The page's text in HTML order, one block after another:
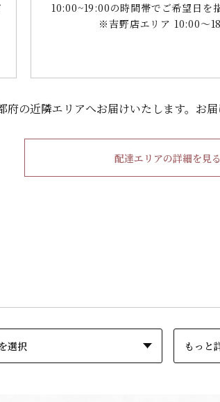
10:00~19:00の時間帯で ご希望日を
※吉野店エリア 10:00～
府の近隣エリアへお届けいたします。 お
配達エリアの詳細を見る
もっと